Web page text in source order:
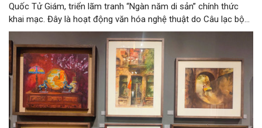
Quốc Tử Giám, triển lãm tranh “Ngàn năm di sản” chính thức
khai mạc. Đây là hoạt động văn hóa nghệ thuật do Câu lạc bộ
Tôi Vẽ phối hợp cùng Trung tâm hoạt động Văn hóa Khoa học
Văn Miếu - Quốc Tử Giám tổ chức, chào mừng 950 năm Quốc
Tử Giám (1076-2026) và hướng tới kỷ niệm 81 năm Quốc khánh
nước Cộng hòa xã hội chủ nghĩa Việt Nam.